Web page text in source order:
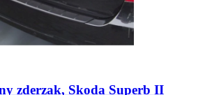
zderzak, Skoda Superb II